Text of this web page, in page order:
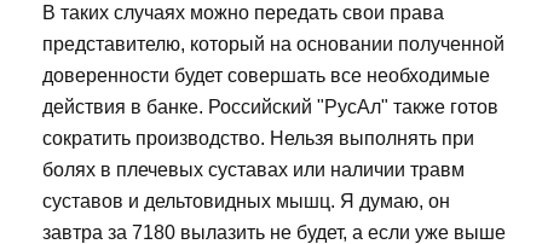
В таких случаях можно передать свои права
представителю, который на основании полученной
доверенности будет совершать все необходимые
действия в банке. Российский "РусАл" также готов
сократить производство. Нельзя выполнять при
болях в плечевых суставах или наличии травм
суставов и дельтовидных мышц. Я думаю, он
завтра за 7180 вылазить не будет, а если уже выше